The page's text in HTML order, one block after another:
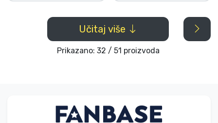
Učitaj više
Prikazano: 32 / 51 proizvoda